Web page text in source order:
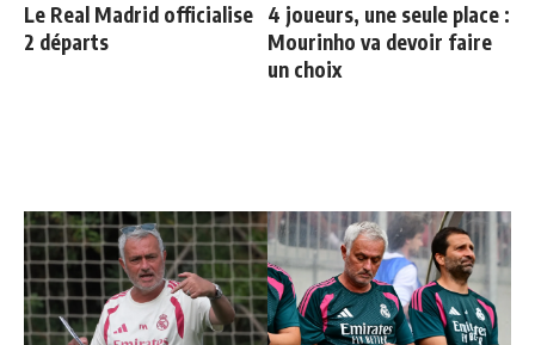
Le Real Madrid officialise
2 départs
4 joueurs, une seule place :
Mourinho va devoir faire
un choix